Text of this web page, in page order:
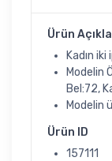
Ürün
Kadın
Modelin
Bel:72,
Modelin
Ürün ID
157111